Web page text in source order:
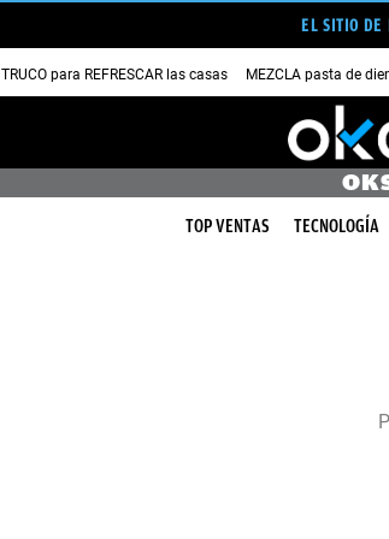
EL SITIO DE
TRUCO para REFRESCAR las casas MEZCLA pasta de
TOP VENTAS TECNOLOGÍA